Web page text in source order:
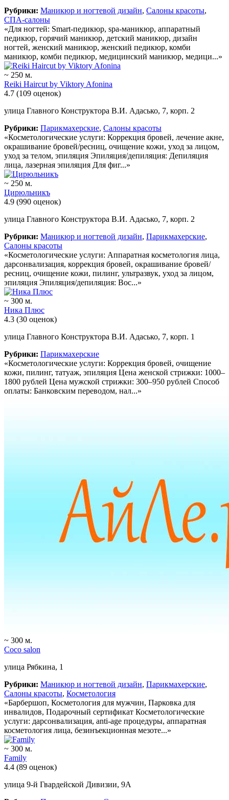
Рубрики: Маникюр и ногтевой дизайн, Салоны красоты,
СПА-салоны
«Для ногтей: Smart-педикюр, spa-маникюр, аппаратный
педикюр, горячий маникюр, детский маникюр, дизайн
ногтей, женский маникюр, женский педикюр, комби
маникюр, комби педикюр, медицинский маникюр, медици...»
~ 250 м.
Reiki Haircut by Viktory Afonina
4.7 (109 оценок)
улица Главного Конструктора В.И. Адасько, 7, корп. 2
Рубрики: Парикмахерские, Салоны красоты
«Косметологические услуги: Коррекция бровей, лечение акне,
окрашивание бровей/ресниц, очищение кожи, уход за лицом,
уход за телом, эпиляция Эпиляция/депиляция: Депиляция
лица, лазерная эпиляция Для фиг...»
~ 250 м.
Цирюльникъ
4.9 (990 оценок)
улица Главного Конструктора В.И. Адасько, 7, корп. 2
Рубрики: Маникюр и ногтевой дизайн, Парикмахерские,
Салоны красоты
«Косметологические услуги: Аппаратная косметология лица,
дарсонвализация, коррекция бровей, окрашивание бровей/
ресниц, очищение кожи, пилинг, ультразвук, уход за лицом,
эпиляция Эпиляция/депиляция: Вос...»
~ 300 м.
Ника Плюс
4.3 (30 оценок)
улица Главного Конструктора В.И. Адасько, 7, корп. 1
Рубрики: Парикмахерские
«Косметологические услуги: Коррекция бровей, очищение
кожи, пилинг, татуаж, эпиляция Цена женской стрижки: 1000–
1800 рублей Цена мужской стрижки: 300–950 рублей Способ
оплаты: Банковским переводом, нал...»
~ 300 м.
Coco salon
улица Рябкина, 1
Рубрики: Маникюр и ногтевой дизайн, Парикмахерские,
Салоны красоты, Косметология
«Барбершоп, Косметология для мужчин, Парковка для
инвалидов, Подарочный сертификат Косметологические
услуги: дарсонвализация, anti-age процедуры, аппаратная
косметология лица, безинъекционная мезоте...»
~ 300 м.
Family
4.4 (89 оценок)
улица 9-й Гвардейской Дивизии, 9А